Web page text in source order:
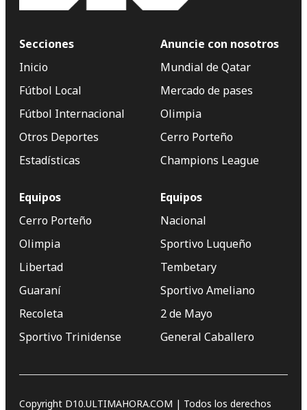
Secciones
Inicio
Fútbol Local
Fútbol Internacional
Otros Deportes
Estadísticas
Anuncie con nosotros
Mundial de Qatar
Mercado de pases
Olimpia
Cerro Porteño
Champions League
Equipos
Cerro Porteño
Olimpia
Libertad
Guaraní
Recoleta
Sportivo Trinidense
Equipos
Nacional
Sportivo Luqueño
Tembetary
Sportivo Ameliano
2 de Mayo
General Caballero
Copyright D10.ULTIMAHORA.COM | Todos los derechos